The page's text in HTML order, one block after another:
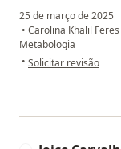
25 de março de 2025
• Carolina Khalil Feres
Metabologia
• na opinião do
Solicitar revisão